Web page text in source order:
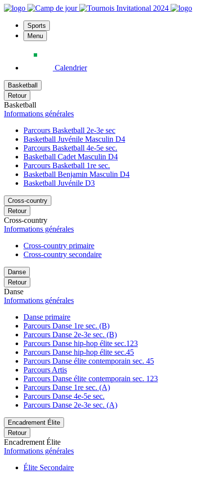
Sports
Menu
Calendrier
Basketball
Retour
Basketball
Informations générales
Parcours Basketball 2e-3e sec
Basketball Juvénile Masculin D4
Parcours Basketball 4e-5e sec.
Basketball Cadet Masculin D4
Parcours Basketball 1re sec.
Basketball Benjamin Masculin D4
Basketball Juvénile D3
Cross-country
Retour
Cross-country
Informations générales
Cross-country primaire
Cross-country secondaire
Danse
Retour
Danse
Informations générales
Danse primaire
Parcours Danse 1re sec. (B)
Parcours Danse 2e-3e sec. (B)
Parcours Danse hip-hop élite sec.123
Parcours Danse hip-hop élite sec.45
Parcours Danse élite contemporain sec. 45
Parcours Artis
Parcours Danse élite contemporain sec. 123
Parcours Danse 1re sec. (A)
Parcours Danse 4e-5e sec.
Parcours Danse 2e-3e sec. (A)
Encadrement Élite
Retour
Encadrement Élite
Informations générales
Élite Secondaire